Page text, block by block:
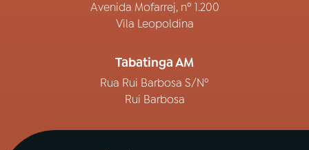
Avenida Mofarrej, nº 1.200
Vila Leopoldina
Tabatinga AM
Rua Rui Barbosa S/Nº
Rui Barbosa